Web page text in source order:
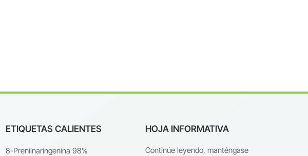
ETIQUETAS CALIENTES
8-Prenilnaringenina 98%
HOJA INFORMATIVA
Continúe leyendo, manténgase